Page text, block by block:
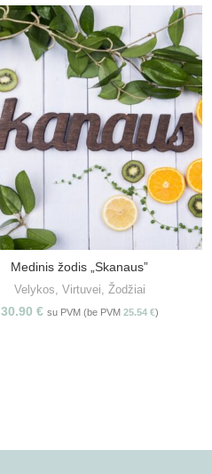
PASIRINKITE SAVYBES
Medinis žodis „Skanaus”
Velykos, Virtuvei, Žodžiai
30.90 € su PVM (be PVM 25.54 €)